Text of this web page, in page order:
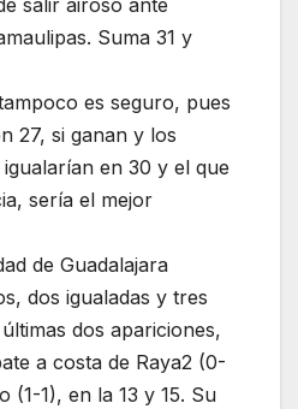
salir airoso ante
Suma 31 y
es seguro, pues
27, si ganan y los
en 30 y el que
sería el mejor
de Guadalajara
dos igualadas y tres
dos apariciones,
a costa de Raya2 (0-
(1-1), en la 13 y 15. Su